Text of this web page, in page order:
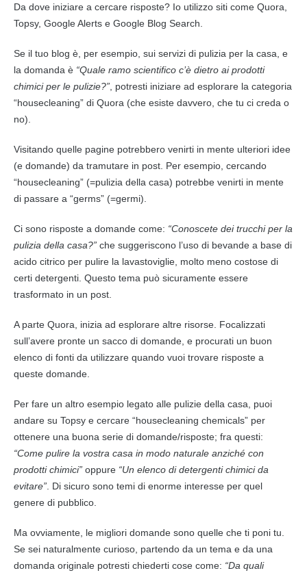
Da dove iniziare a cercare risposte? Io utilizzo siti come Quora,
Topsy, Google Alerts e Google Blog Search.
Se il tuo blog è, per esempio, sui servizi di pulizia per la casa, e
la domanda è “Quale ramo scientifico c’è dietro ai prodotti
chimici per le pulizie?” , potresti iniziare ad esplorare la categoria
“housecleaning” di Quora (che esiste davvero, che tu ci creda o
no).
Visitando quelle pagine potrebbero venirti in mente ulteriori idee
(e domande) da tramutare in post. Per esempio, cercando
“housecleaning” (=pulizia della casa) potrebbe venirti in mente
di passare a “germs” (=germi).
Ci sono risposte a domande come: “Conoscete dei trucchi per la
pulizia della casa?” che suggeriscono l’uso di bevande a base di
acido citrico per pulire la lavastoviglie, molto meno costose di
certi detergenti. Questo tema può sicuramente essere
trasformato in un post.
A parte Quora, inizia ad esplorare altre risorse. Focalizzati
sull’avere pronte un sacco di domande, e procurati un buon
elenco di fonti da utilizzare quando vuoi trovare risposte a
queste domande.
Per fare un altro esempio legato alle pulizie della casa, puoi
andare su Topsy e cercare “housecleaning chemicals” per
ottenere una buona serie di domande/risposte; fra questi:
“Come pulire la vostra casa in modo naturale anziché con
prodotti chimici” oppure “Un elenco di detergenti chimici da
evitare” . Di sicuro sono temi di enorme interesse per quel
genere di pubblico.
Ma ovviamente, le migliori domande sono quelle che ti poni tu.
Se sei naturalmente curioso, partendo da un tema e da una
domanda originale potresti chiederti cose come: “Da quali